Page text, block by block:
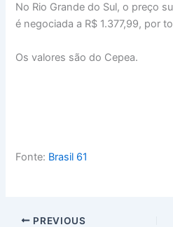
No Rio Grande do Sul, o preço
é negociada a R$ 1.377,99, por
Os valores são do Cepea.
Fonte: Brasil 61
PREVIOUS